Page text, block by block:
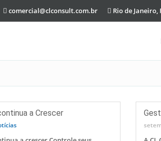
comercial@clconsult.com.br Rio de Janeiro,
a Crescer